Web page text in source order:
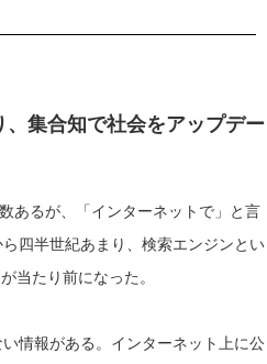
集合知で社会をアップデー
あるが、「インターネットで」と言
四半世紀あまり、検索エンジンとい
当たり前になった。
情報がある。インターネット上に公